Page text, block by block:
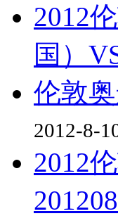
2012
国）
伦敦
2012-8-
2012